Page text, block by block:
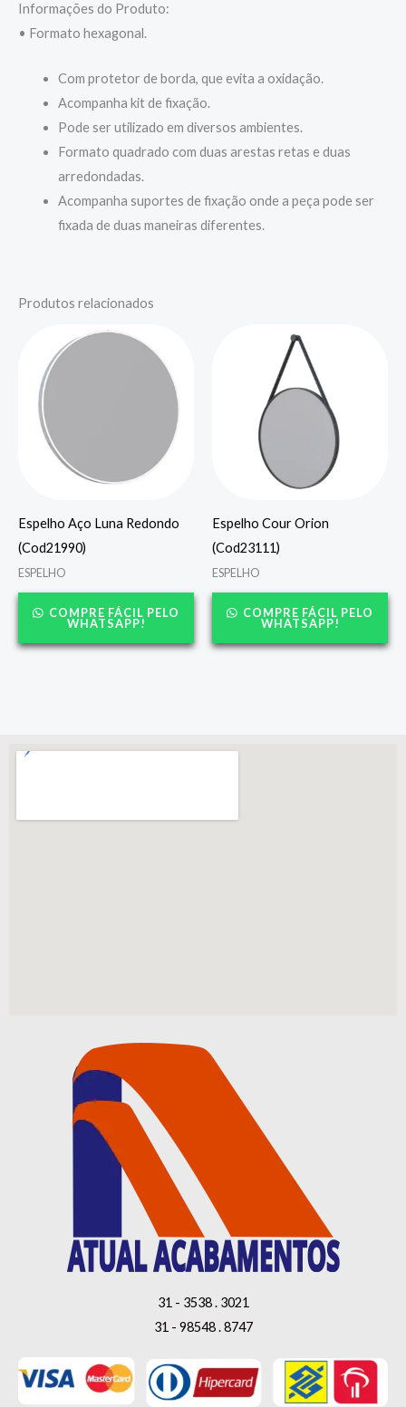
Informações do Produto:
• Formato hexagonal.
Com protetor de borda, que evita a oxidação.
Acompanha kit de fixação.
Pode ser utilizado em diversos ambientes.
Formato quadrado com duas arestas retas e duas
arredondadas.
Acompanha suportes de fixação onde a peça pode ser
fixada de duas maneiras diferentes.
Produtos relacionados
Espelho Aço Luna Redondo
(Cod21990)
ESPELHO
COMPRE FÁCIL PELO
WHATSAPP!
Espelho Cour Orion
(Cod23111)
ESPELHO
COMPRE FÁCIL PELO
WHATSAPP!
31 - 3538 . 3021
31 - 98548 . 8747